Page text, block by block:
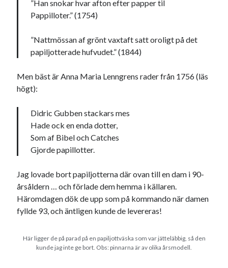
Julkalenderfacit
julkalendern 2021
kåseri lifvet Lund
nostalgi
reklam resa sekrutt
sommar språk
Stockholm svenska
USA
Dessa har något gemensamt
Onödiga citattecken
”Han snokar hvar afton efter papper til
Pappilloter.” (1754)
”Nattmössan af grönt vaxtaft satt oroligt på det
papiljotterade hufvudet.” (1844)
Men bäst är Anna Maria Lenngrens rader från 1756 (läs
högt):
Didric Gubben stackars mes
Hade ock en enda dotter,
Som af Bibel och Catches
Gjorde papillotter.
Jag lovade bort papiljotterna där ovan till en dam i 90-
årsåldern … och förlade dem hemma i källaren.
Häromdagen dök de upp som på kommando när damen
fyllde 93, och äntligen kunde de levereras!
Här ligger de på parad på en papiljottväska som var jätteläbbig, så den
kunde jag inte ge bort. Obs: pinnarna är av olika årsmodell.